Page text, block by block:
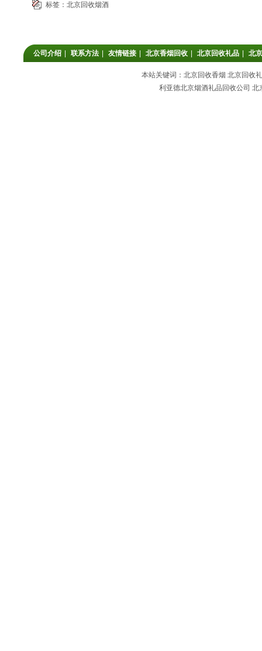
标签： 北京回收烟酒
公司介绍 联系方法 友情链接 北京香烟回收 北京回收礼品 北
本站关键词：北京回收香烟 北京回收
利亚德北京烟酒礼品回收公司